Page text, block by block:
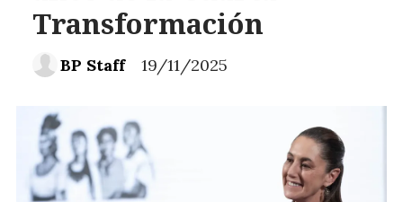
Transformación
19/11/2025
BP Staff